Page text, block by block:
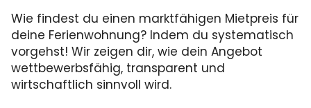
Wie findest du einen marktfähigen Mietpreis für
deine Ferienwohnung? Indem du systematisch
vorgehst! Wir zeigen dir, wie dein Angebot
wettbewerbsfähig, transparent und
wirtschaftlich sinnvoll wird.